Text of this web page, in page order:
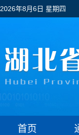
2026年8月6日 星期四
首页